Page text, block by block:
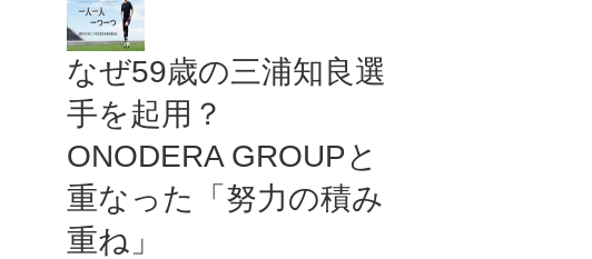
なぜ59歳の三浦知良選
手を起用？
ONODERA GROUPと
重なった「努力の積み
重ね」